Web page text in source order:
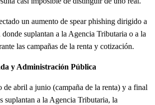
un aumento de spear phishing dirigido a
suplantan a la Agencia Tributaria o a la
las campañas de la renta y cotización.
y Administración Pública
de abril a junio (campaña de la renta) y a final
suplantan a la Agencia Tributaria, la